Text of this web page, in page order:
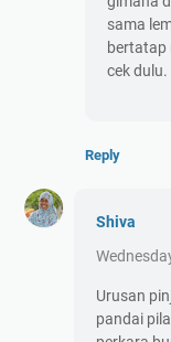
sama
bertatap
cek dulu.
Reply
Shiva
Urusan
pandai